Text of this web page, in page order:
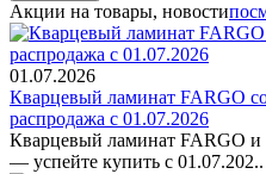
Акции на товары, новости
01.07.2026
Кварцевый ламинат FARGO
распродажа с 01.07.2026
Кварцевый ламинат FARGO и
— успейте купить с 01.07.202..